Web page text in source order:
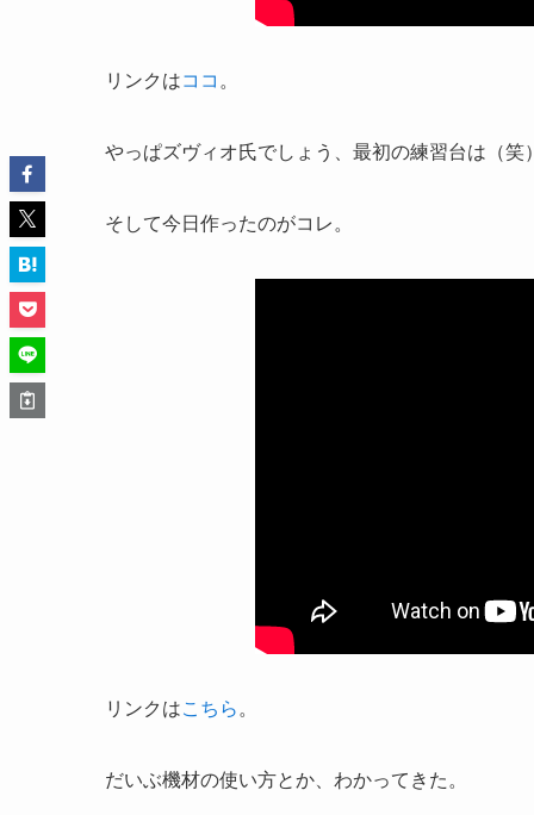
リンクはココ 。
やっぱズヴィオ氏でしょう、最初の練習台は（笑
そして今日作ったのがコレ。
リンクはこちら 。
だいぶ機材の使い方とか、わかってきた。